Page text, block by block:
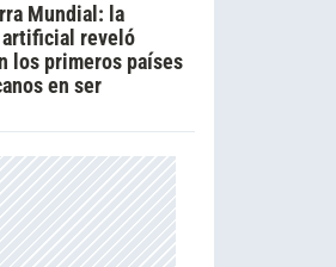
Mundial: la
reveló
los primeros países
en ser